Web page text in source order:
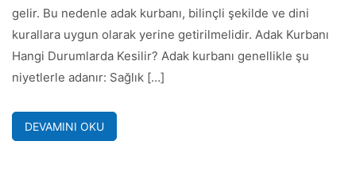
gelir. Bu nedenle adak kurbanı, bilinçli şekilde ve dini
kurallara uygun olarak yerine getirilmelidir. Adak Kurbanı
Hangi Durumlarda Kesilir? Adak kurbanı genellikle şu
niyetlerle adanır: Sağlık […]
DEVAMINI OKU